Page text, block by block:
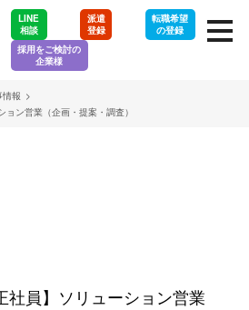
LINE
相談
派遣
登録
転職希望
の登録
採用をご検討の
企業様
情報 >
ョン営業（企画・提案・調査）
社員】ソリューション営業